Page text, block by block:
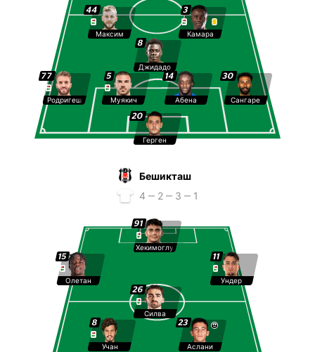
77
Родригеш
30
Сангаре
3
Камара
14
Абена
5
Муякич
44
Максим
20
Герген
8
Джидадо
Бешикташ
4 ‒ 2 ‒ 3 ‒ 1
26
Силва
23
Аслани
8
Учан
11
Ундер
15
Олетан
91
Хекимоглу